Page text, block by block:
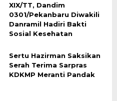
XIX/TT, Dandim
0301/Pekanbaru Diwakili
Danramil Hadiri Bakti
Sosial Kesehatan
Sertu Hazirman Saksikan
Serah Terima Sarpras
KDKMP Meranti Pandak